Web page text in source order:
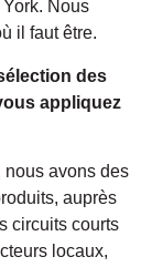
Nous
il faut être.
des
appliquez
avons des
auprès
circuits courts
locaux,